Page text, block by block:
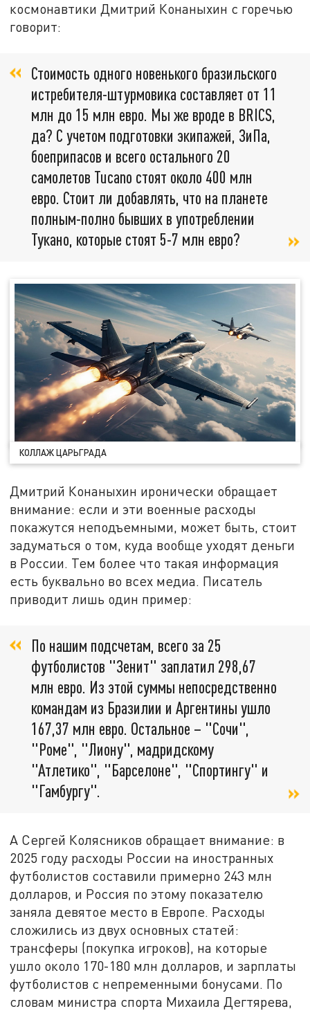
космонавтики Дмитрий Конаныхин с горечью
говорит:
Стоимость одного новенького бразильского
истребителя-штурмовика составляет от 11
млн до 15 млн евро. Мы же вроде в BRICS,
да? С учетом подготовки экипажей, ЗиПа,
боеприпасов и всего остального 20
самолетов Tucano стоят около 400 млн
евро. Стоит ли добавлять, что на планете
полным-полно бывших в употреблении
Тукано, которые стоят 5-7 млн евро?
КОЛЛАЖ ЦАРЬГРАДА
Дмитрий Конаныхин иронически обращает
внимание: если и эти военные расходы
покажутся неподъемными, может быть, стоит
задуматься о том, куда вообще уходят деньги
в России. Тем более что такая информация
есть буквально во всех медиа. Писатель
приводит лишь один пример:
По нашим подсчетам, всего за 25
футболистов "Зенит" заплатил 298,67
млн евро. Из этой суммы непосредственно
командам из Бразилии и Аргентины ушло
167,37 млн евро. Остальное – "Сочи",
"Роме", "Лиону", мадридскому
"Атлетико", "Барселоне", "Спортингу" и
"Гамбургу".
А Сергей Колясников обращает внимание: в
2025 году расходы России на иностранных
футболистов составили примерно 243 млн
долларов, и Россия по этому показателю
заняла девятое место в Европе. Расходы
сложились из двух основных статей:
трансферы (покупка игроков), на которые
ушло около 170-180 млн долларов, и зарплаты
футболистов с непременными бонусами. По
словам министра спорта Михаила Дегтярева,